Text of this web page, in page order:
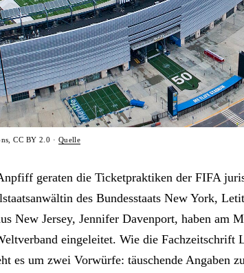
CC BY 2.0 · Quelle
geraten die Ticketpraktiken der FIFA
des Bundesstaats New York,
New Jersey, Jennifer Davenport, haben am
eingeleitet. Wie die Fachzeitschrift
es um zwei Vorwürfe: täuschende Angaben